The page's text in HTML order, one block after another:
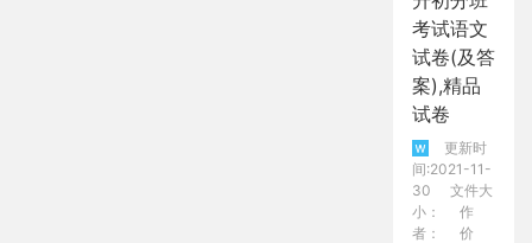
考试语文
试卷(及答
案),精品
试卷
更新时
间:2021-11-
30
文件大
小：
作
者：
价